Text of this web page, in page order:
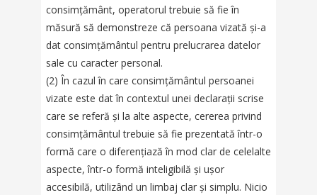
consimțământ, operatorul trebuie să fie în
măsură să demonstreze că persoana vizată și-a
dat consimțământul pentru prelucrarea datelor
sale cu caracter personal.
(2) În cazul în care consimțământul persoanei
vizate este dat în contextul unei declarații scrise
care se referă și la alte aspecte, cererea privind
consimțământul trebuie să fie prezentată într-o
formă care o diferențiază în mod clar de celelalte
aspecte, într-o formă inteligibilă și ușor
accesibilă, utilizând un limbaj clar și simplu. Nicio